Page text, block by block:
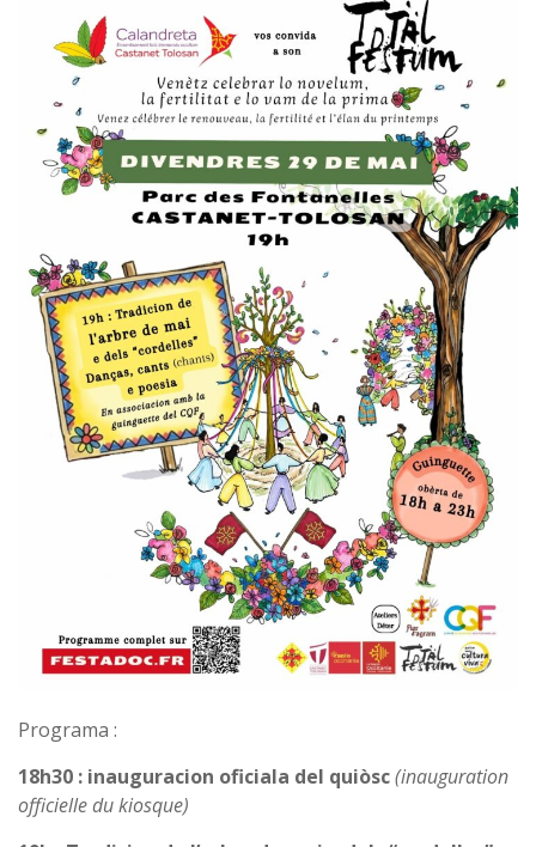
Programa :
18h30 : inauguracion oficiala del quiòsc(inauguration
officielle du kiosque)